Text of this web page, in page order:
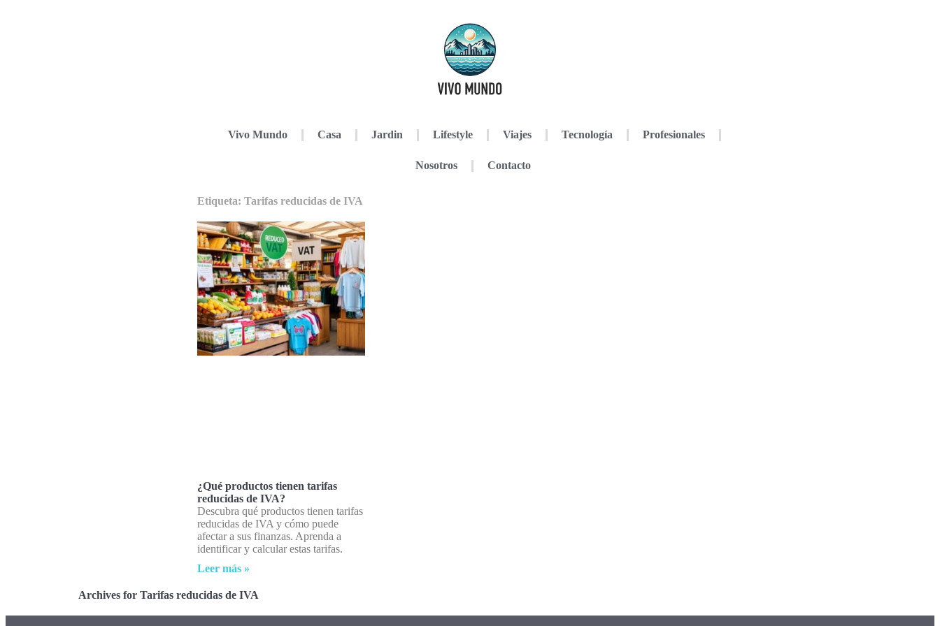
Vivo Mundo Casa Jardin Lifestyle Viajes Tecnología Profesionales
Nosotros Contacto
Etiqueta: Tarifas reducidas de IVA
¿Qué productos tienen tarifas
reducidas de IVA?
Descubra qué productos tienen tarifas
reducidas de IVA y cómo puede
afectar a sus finanzas. Aprenda a
identificar y calcular estas tarifas.
Leer más »
Archives for Tarifas reducidas de IVA